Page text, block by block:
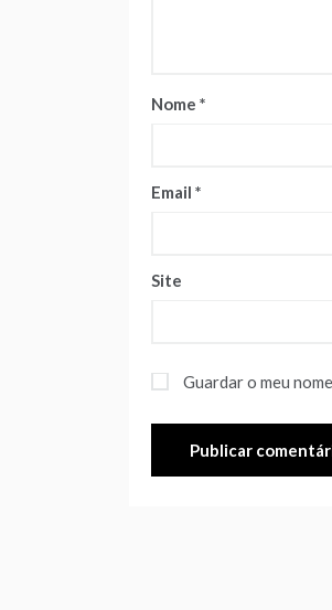
Nome *
Email *
Site
Guardar o meu